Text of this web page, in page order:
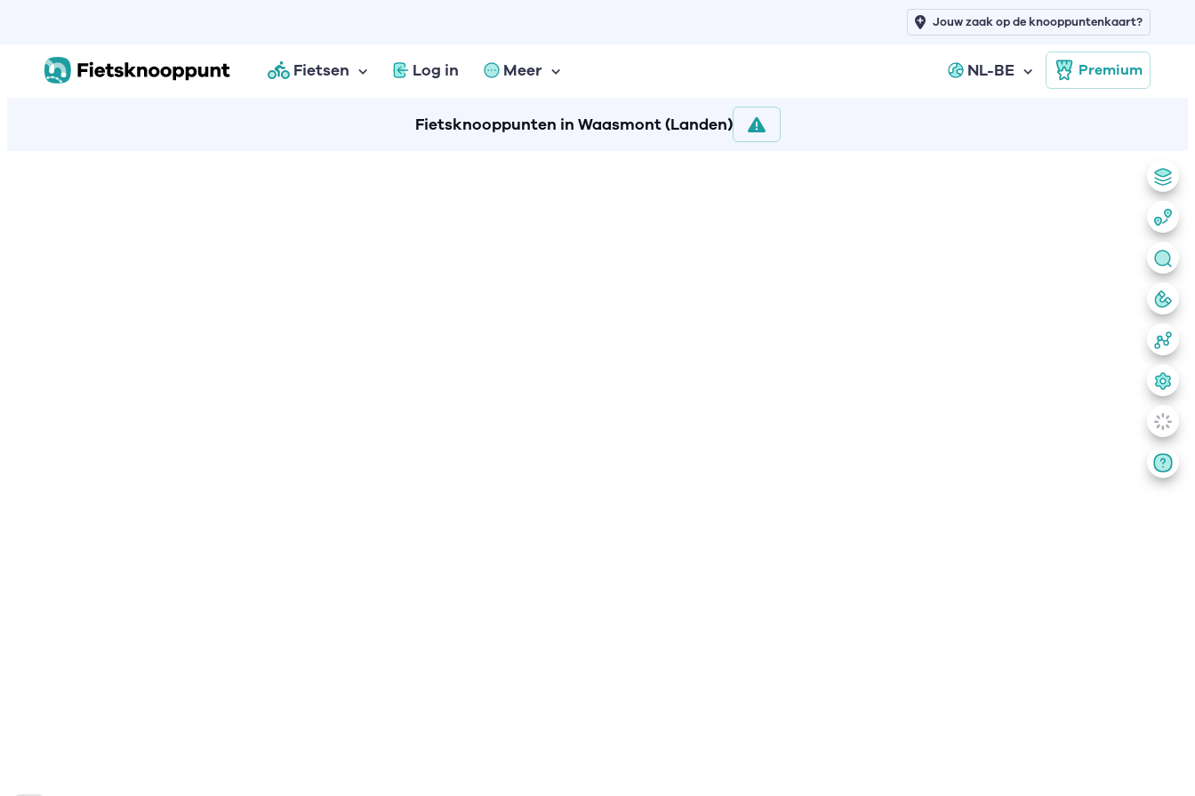
Fietsen Log in Meer NL-BE Premium
Jouw zaak op de knooppuntenkaart?
Fietsknooppunten in Waasmont (Landen)